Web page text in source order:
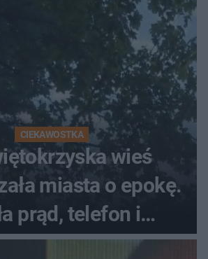
CIEKAWOSTKA
wieś
miasta o epokę.
prąd, telefon i
auto